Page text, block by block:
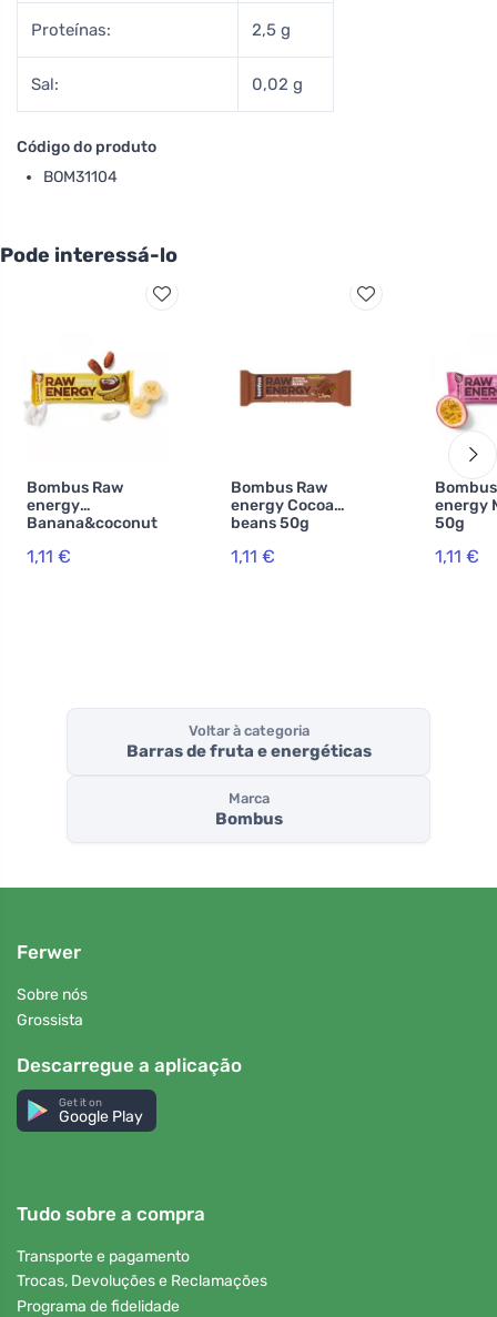
Proteínas: 2,5 g
Sal: 0,02 g
Código do produto
BOM31104
Pode interessá-lo
Bombus Raw
energy
Banana&coconut
1,11 €
Bombus Raw
energy Cocoa
beans 50g
1,11 €
energy
50g
1,11 €
Voltar à categoria
Barras de fruta e energéticas
Marca
Bombus
Ferwer
Sobre nós
Grossista
Descarregue a aplicação
Get it on
Google Play
Tudo sobre a compra
Transporte e pagamento
Trocas, Devoluções e Reclamações
Programa de fidelidade